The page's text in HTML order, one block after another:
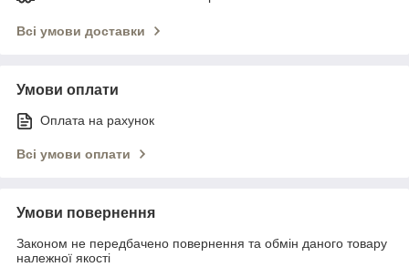
Всі умови доставки
Умови оплати
Оплата на рахунок
Всі умови оплати
Умови повернення
Законом не передбачено повернення та обмін даного товару
належної якості